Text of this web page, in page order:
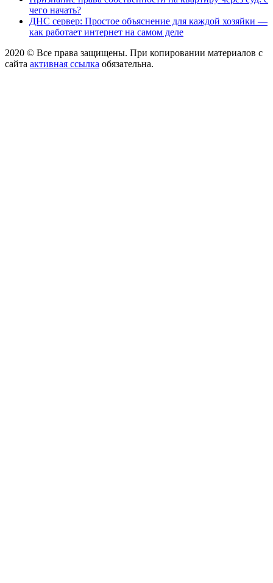
чего начать?
ДНС сервер: Простое объяснение для каждой хозяйки —
как работает интернет на самом деле
2020 © Все права защищены. При копировании материалов с
сайта активная ссылка обязательна.